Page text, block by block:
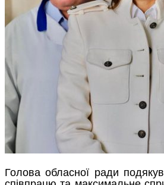
Голова обласної ради